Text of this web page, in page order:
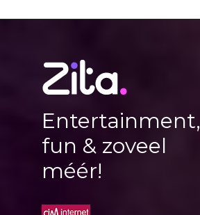
Entertainment,
fun & zoveel
méér!